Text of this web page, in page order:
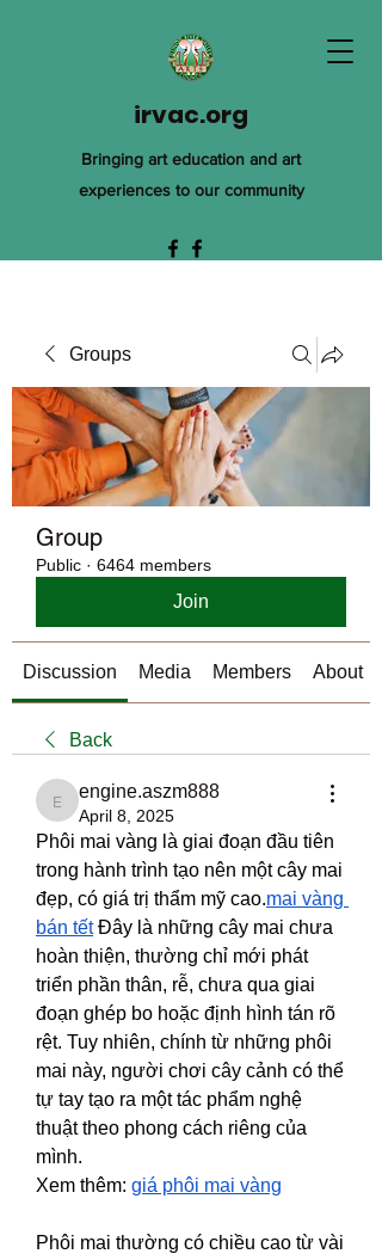
irvac.org
Bringing art education and art
experiences to our community
Groups
Group
Public · 6464 members
Join
Discussion Media Members About
Back
engine.aszm888
engine.aszm888
April 8, 2025
Phôi mai vàng là giai đoạn đầu tiên
trong hành trình tạo nên một cây mai
đẹp, có giá trị thẩm mỹ cao.mai vàng
bán tết Đây là những cây mai chưa
hoàn thiện, thường chỉ mới phát
triển phần thân, rễ, chưa qua giai
đoạn ghép bo hoặc định hình tán rõ
rệt. Tuy nhiên, chính từ những phôi
mai này, người chơi cây cảnh có thể
tự tay tạo ra một tác phẩm nghệ
thuật theo phong cách riêng của
mình.
Xem thêm: giá phôi mai vàng
Phôi mai thường có chiều cao từ vài